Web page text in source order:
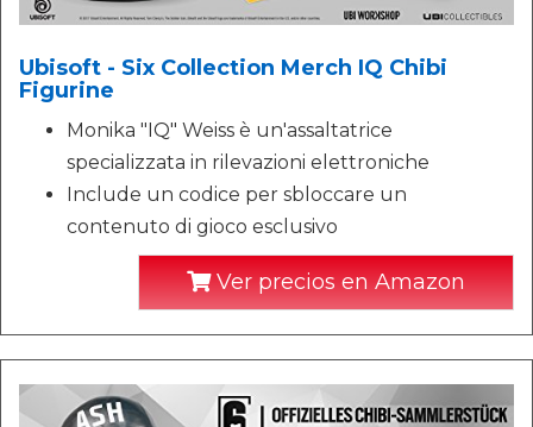
Ubisoft - Six Collection Merch IQ Chibi
Figurine
Monika "IQ" Weiss è un'assaltatrice
specializzata in rilevazioni elettroniche
Include un codice per sbloccare un
contenuto di gioco esclusivo
Ver precios en Amazon